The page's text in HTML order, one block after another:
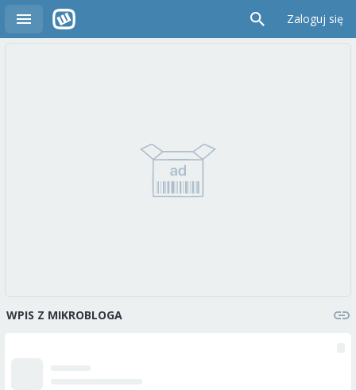
Zaloguj się
WPIS Z MIKROBLOGA